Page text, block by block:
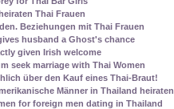
Thai Frauen
Beziehungen mit Thai Frauen
husband a Ghost's chance
given Irish welcome
seek marriage with Thai Women
über den Kauf eines Thai-Braut!
Männer in Thailand heiraten
for foreign men dating in Thailand